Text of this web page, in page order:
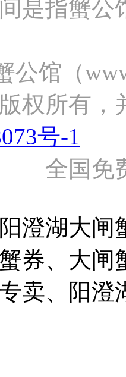
是指蟹公
公馆（
权所有，
号-1
全国免费
澄湖大
券、大
卖、阳